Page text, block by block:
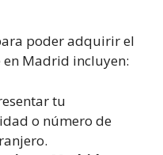
poder adquirir el
Madrid incluyen:
tu
o número de